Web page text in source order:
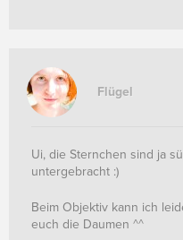
Flügel
Ui, die Sternchen sind ja
untergebracht :)
Beim Objektiv kann ich
euch die Daumen ^^